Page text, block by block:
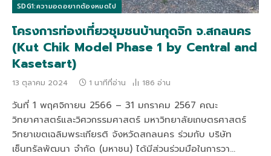
SDG1:ความอดอยากต้องหมดไป
โครงการท่องเที่ยวชุมชนบ้านกุดจิก จ.สกลนคร
(Kut Chik Model Phase 1 by Central and
Kasetsart)
13 ตุลาคม 2024 1 นาทีที่อ่าน 186 อ่าน
วันที่ 1 พฤศจิกายน 2566 – 31 มกราคม 2567 คณะ
วิทยาศาสตร์และวิศวกรรมศาสตร์ มหาวิทยาลัยเกษตรศาสตร์
วิทยาเขตเฉลิมพระเกียรติ จังหวัดสกลนคร ร่วมกับ บริษัท
เซ็นทรัลพัฒนา จำกัด (มหาชน) ได้มีส่วนร่วมมือในการวา…